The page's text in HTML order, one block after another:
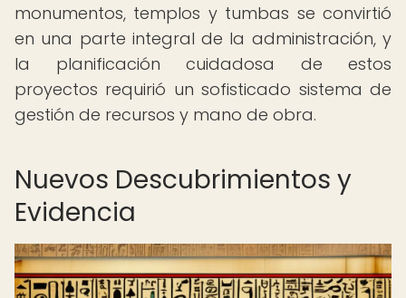
monumentos, templos y tumbas se convirtió
en una parte integral de la administración, y
la planificación cuidadosa de estos
proyectos requirió un sofisticado sistema de
gestión de recursos y mano de obra.
Nuevos Descubrimientos y
Evidencia